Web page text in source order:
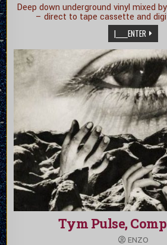
Deep down underground vinyl mixed
– direct to tape cassette and
|_____ENTER
Tym Pulse,
ENZO